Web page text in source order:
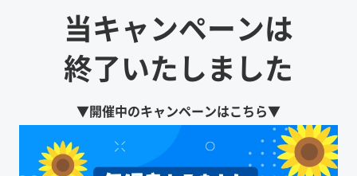
当キャンペーンは
終了いたしました
▼開催中のキャンペーンはこちら▼